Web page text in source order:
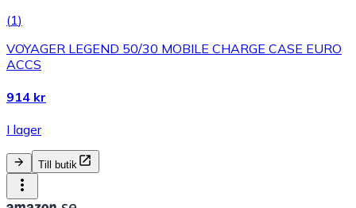
(1)
VOYAGER LEGEND 50/30 MOBILE CHARGE CASE EURO
ACCS
914 kr
I lager
Till butik